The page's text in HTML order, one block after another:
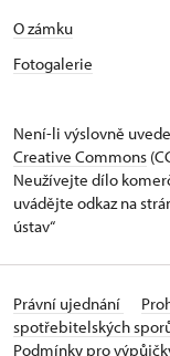
O zámku
Fotogalerie
Není-li výslovně
Creative Commons
Neužívejte dílo
uvádějte odkaz na
ústav“
Právní ujednání
spotřebitelských
Podmínky pro